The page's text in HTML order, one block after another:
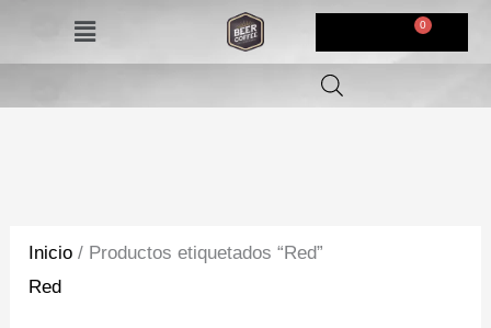
Menú
Inicio / Productos etiquetados “Red”
Red